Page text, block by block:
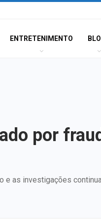
ENTRETENIMENTO
por
e as investigações